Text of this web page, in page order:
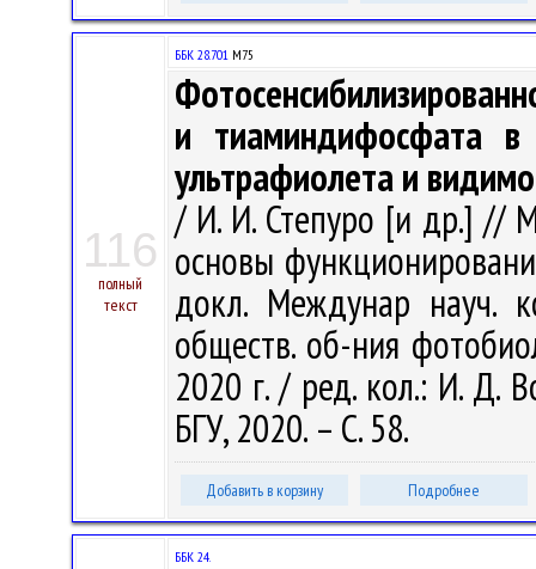
116
полный
текст
ББК 28.701 М75
и тиаминдифосфата в
ультрафиолета и
/ И. И. Степуро [и др.] //
основы
докл. Междунар науч.
обществ. об-ния
2020 г. / ред. кол.: И. Д.
БГУ, 2020. – С. 58.
Добавить в корзину Подробнее
ББК 24.